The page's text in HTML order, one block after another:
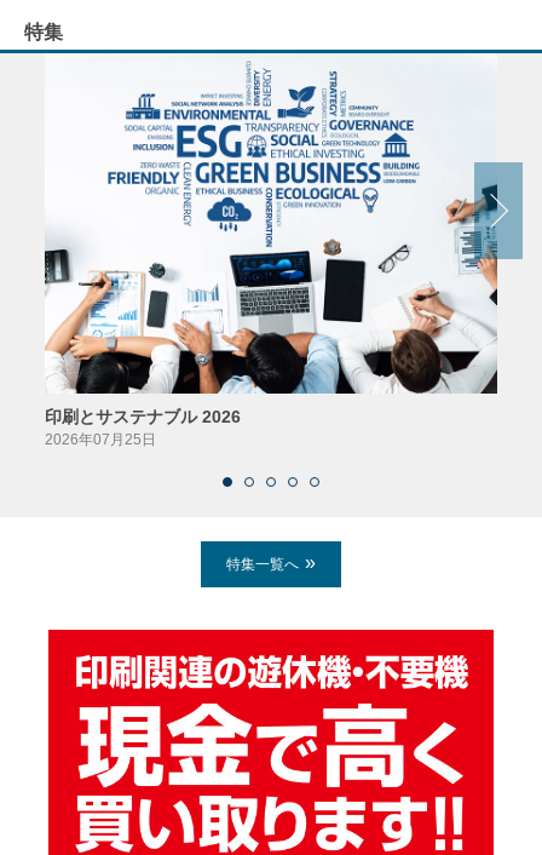
特集
印刷とサステナブル 2026
2026年07月25日
特集一覧へ